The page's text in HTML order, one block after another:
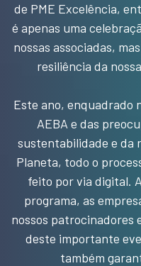
de PME Excelência,
é apenas uma
nossas associadas,
resiliência da
Este ano, enquadrado
AEBA e das
sustentabilidade e da
Planeta, todo o
feito por via digital.
programa, as
nossos patrocinadores
deste importante
também